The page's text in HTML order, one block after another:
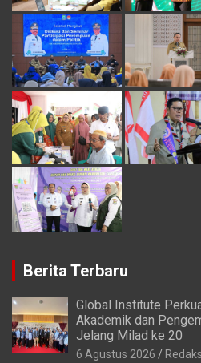
Berita Terbaru
Global Institute
Akademik dan
Jelang Milad ke 20
6 Agustus 2026